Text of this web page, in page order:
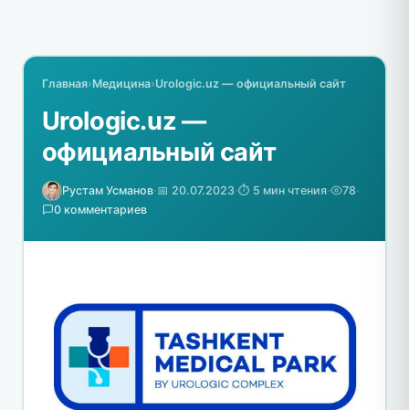
Главная›Медицина›Urologic.uz — официальный сайт
Urologic.uz —
официальный сайт
Рустам Усманов·📅 20.07.2023·⏱️ 5 мин чтения· 78·
0 комментариев